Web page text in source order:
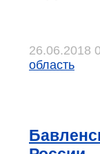
26.06.2018
область